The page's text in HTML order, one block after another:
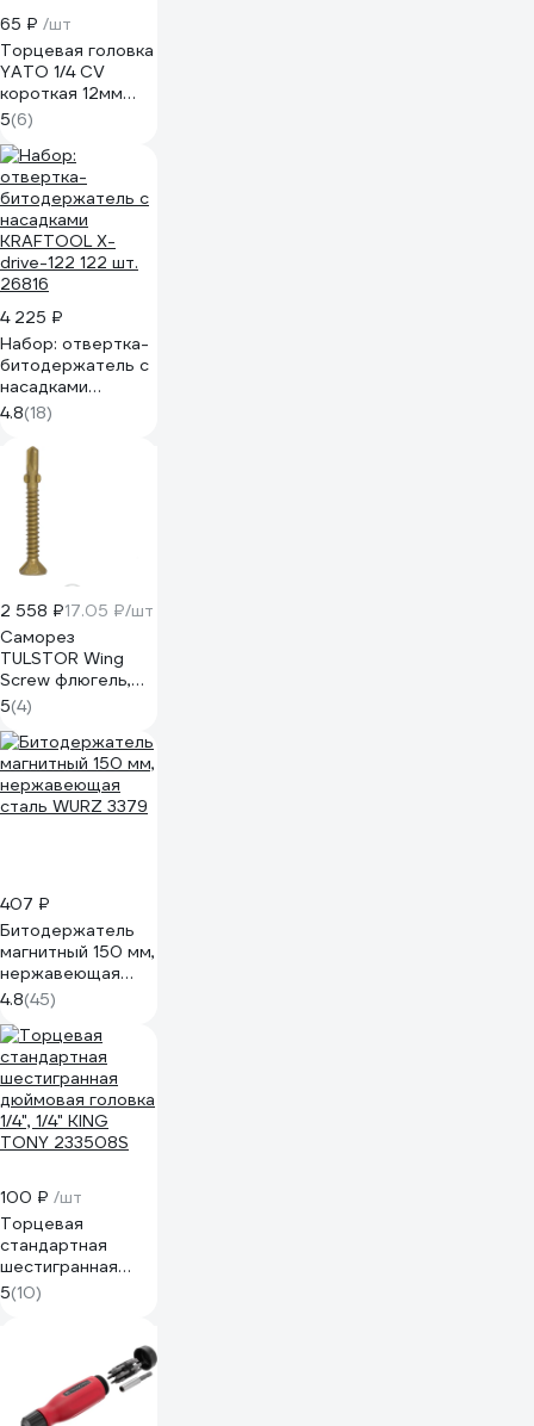
65 ₽ /шт
Торцевая головка
YATO 1/4 CV
короткая 12мм
YT-1411 37121411
228 1
5(6)
4 225 ₽
Набор: отвертка-
битодержатель с
насадками
KRAFTOOL X-
drive-122 122 шт.
26816
4.8(18)
2 558 ₽17.05 ₽/шт
Саморез
TULSTOR Wing
Screw флюгель,
дерево-металл,
желтый антикор
1000+; TX 30
6,3x60 уп.150шт
904337
5(4)
407 ₽
Битодержатель
магнитный 150 мм,
нержавеющая
сталь WURZ 3379
4.8(45)
100 ₽ /шт
Торцевая
стандартная
шестигранная
дюймовая головка
1/4", 1/4" KING
5(10)